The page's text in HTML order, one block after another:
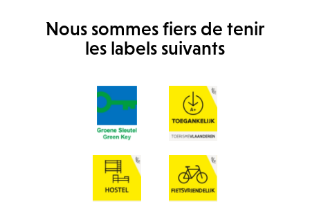
Nous sommes fiers de tenir
les labels suivants